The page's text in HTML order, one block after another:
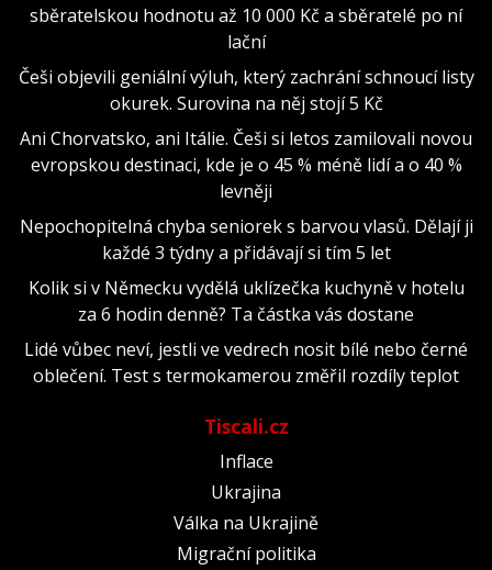
sběratelskou hodnotu až 10 000 Kč a sběratelé po ní
lační
Češi objevili geniální výluh, který zachrání schnoucí listy
okurek. Surovina na něj stojí 5 Kč
Ani Chorvatsko, ani Itálie. Češi si letos zamilovali novou
evropskou destinaci, kde je o 45 % méně lidí a o 40 %
levněji
Nepochopitelná chyba seniorek s barvou vlasů. Dělají ji
každé 3 týdny a přidávají si tím 5 let
Kolik si v Německu vydělá uklízečka kuchyně v hotelu
za 6 hodin denně? Ta částka vás dostane
Lidé vůbec neví, jestli ve vedrech nosit bílé nebo černé
oblečení. Test s termokamerou změřil rozdíly teplot
Tiscali.cz
Inflace
Ukrajina
Válka na Ukrajině
Migrační politika